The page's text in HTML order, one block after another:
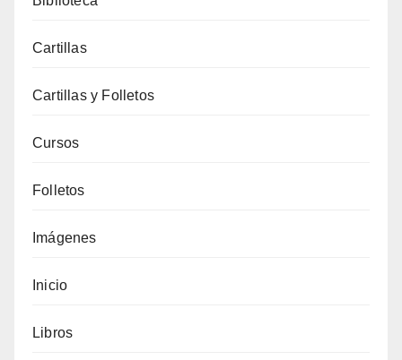
Cartillas
Cartillas y Folletos
Cursos
Folletos
Imágenes
Inicio
Libros